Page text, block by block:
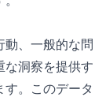
動、一般的な問
な洞察を提供す
。このデータ